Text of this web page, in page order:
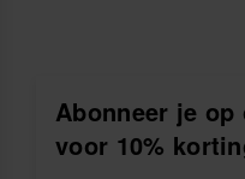
Abonneer je
voor 10%